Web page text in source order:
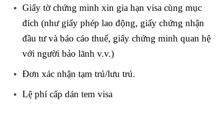
Giấy tờ chứng minh xin gia hạn visa cùng mục
đích (như giấy phép lao động, giấy chứng nhận
đầu tư và báo cáo thuế, giấy chứng minh quan hệ
với người bảo lãnh v.v.)
Đơn xác nhận tạm trú/lưu trú.
Lệ phí cấp dán tem visa